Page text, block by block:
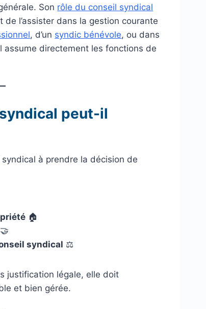
Son rôle du conseil syndical
l’assister dans la gestion courante
, d’un syndic bénévole, ou dans
assume directement les fonctions de
peut-il
à prendre la décision de
🏠
🤝
syndical ⚖️
justification légale, elle doit
et bien gérée.